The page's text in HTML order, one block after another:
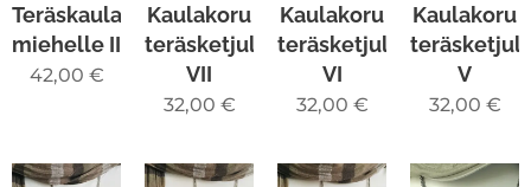
Teräskaulakoru
miehelle II
42,00 €
Kaulakoru
teräsketjulla
VII
32,00 €
Kaulakoru
teräsketjulla
VI
32,00 €
Kaulakoru
V
32,00 €